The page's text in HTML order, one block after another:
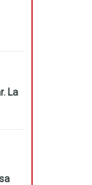
La